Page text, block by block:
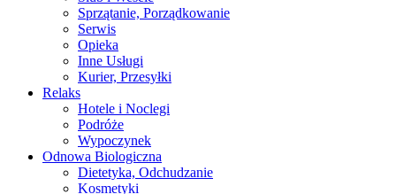
Sprzątanie, Porządkowanie
Serwis
Opieka
Inne Usługi
Kurier, Przesyłki
Relaks
Hotele i Noclegi
Podróże
Wypoczynek
Odnowa Biologiczna
Dietetyka, Odchudzanie
Kosmetyki